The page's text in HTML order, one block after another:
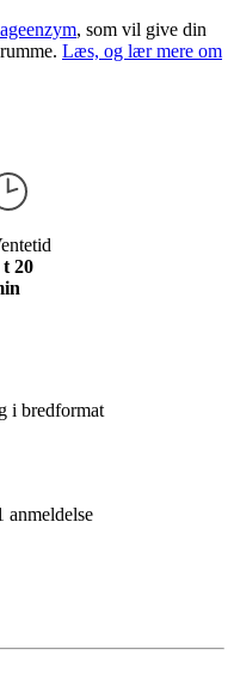
, som vil give din
Læs, og lær mere om
t 20
i bredformat
anmeldelse